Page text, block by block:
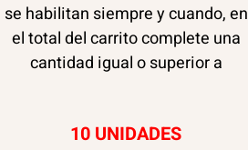
se habilitan siempre y cuando, en
el total del carrito complete una
cantidad igual o superior a
10 UNIDADES